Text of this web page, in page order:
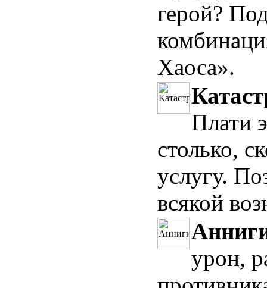
герой?
Хаоса».
Плати
столько,
услугу.
всякой
урон,